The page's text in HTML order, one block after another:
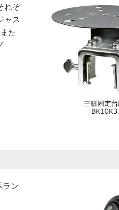
れぞ
ャス
た
ラン